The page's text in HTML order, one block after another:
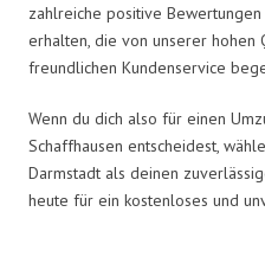
zahlreiche positive
erhalten, die von unserer hohen
freundlichen Kundenservice
Wenn du dich also für einen
Schaffhausen entscheidest,
Darmstadt als deinen
heute für ein kostenloses und